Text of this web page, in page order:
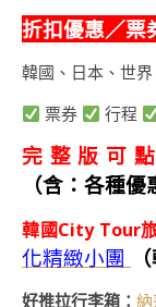
折扣優惠／票
韓國、日本、世界
票券
行程
完整版可
（含：各種優
韓國City Tour
化精緻小團
好推拉行李箱：